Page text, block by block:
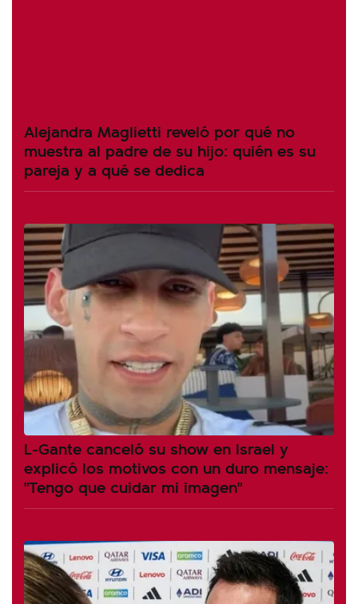
Alejandra Maglietti reveló por qué no
muestra al padre de su hijo: quién es su
pareja y a qué se dedica
L-Gante canceló su show en Israel y
explicó los motivos con un duro mensaje:
"Tengo que cuidar mi imagen"